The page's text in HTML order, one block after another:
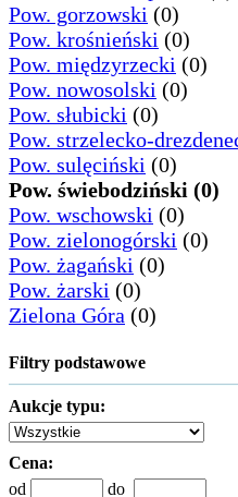
Pow. gorzowski (0)
Pow. krośnieński (0)
Pow. międzyrzecki (0)
Pow. nowosolski (0)
Pow. słubicki (0)
Pow. strzelecko-
Pow. sulęciński (0)
Pow. świebodziński (0)
Pow. wschowski (0)
Pow. zielonogórski (0)
Pow. żagański (0)
Pow. żarski (0)
Zielona Góra (0)
Filtry podstawowe
Aukcje typu:
Cena:
od
do